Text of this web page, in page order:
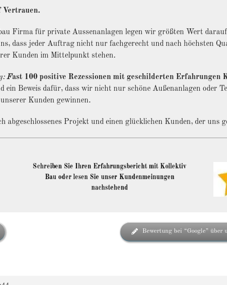
Vertrauen.
Firma für private Aussenanlagen legen wir größten Wert
dass jeder Auftrag nicht nur fachgerecht und nach höchsten
Kunden im Mittelpunkt stehen.
Fast 100 positive Rezessionen mit geschilderten Erfahrungen
Beweis dafür, dass wir nicht nur schöne Außenanlagen oder
Kunden gewinnen.
abgeschlossenes Projekt und einen glücklichen Kunden, der uns
Schreiben Sie Ihren Erfahrungsbericht mit Kollektiv
Bau oder lesen Sie unser Kundenmeinungen
nachstehend
Bewertung bei “Google” über